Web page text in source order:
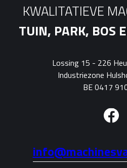
KWALITATIEVE
TUIN, PARK, BOS
Lossing 15 - 226
Industriezone
BE 0417